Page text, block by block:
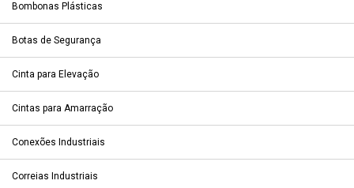
Bombonas Plásticas
Botas de Segurança
Cinta para Elevação
Cintas para Amarração
Conexões Industriais
Correias Industriais